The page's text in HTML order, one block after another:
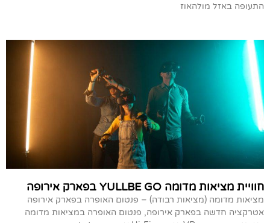
התעופה באזל מולהאוז
חוויית מציאות מדומה YULLBE GO בפארק אירופה
מציאות מדומה (מציאות רבודה) – פנטום האופרה בפארק אירופה
אטרקציה חדשה בפארק אירופה, פנטום האופרה במציאות מדומה